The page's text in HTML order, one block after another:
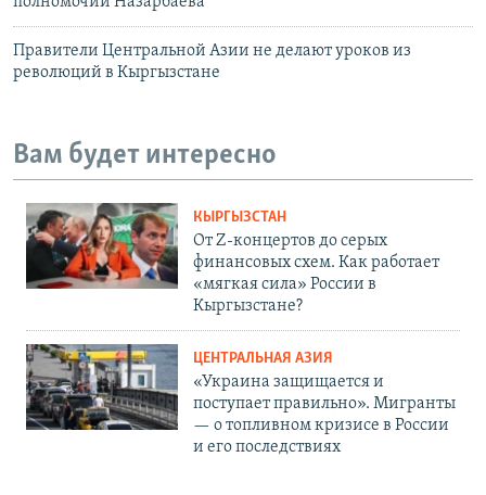
Правители Центральной Азии не делают уроков из
революций в Кыргызстане
Вам будет интересно
КЫРГЫЗСТАН
От Z-концертов до серых
финансовых схем. Как работает
«мягкая сила» России в
Кыргызстане?
ЦЕНТРАЛЬНАЯ АЗИЯ
«Украина защищается и
поступает правильно». Мигранты
— о топливном кризисе в России
и его последствиях